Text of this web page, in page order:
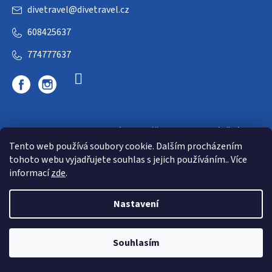
Tento web používá soubory cookie. Dalším procházením
tohoto webu vyjadřujete souhlas s jejich používáním.. Více
informacízde.
Nastavení
Souhlasím
divetravel@divetravel.cz
608425637
774777637
DIVETRAVEL - cestovní kancelář - cesty za potápěním
Shoptet |mime digital
Copyright 2026E-dive. Všechna práva vyhrazena.